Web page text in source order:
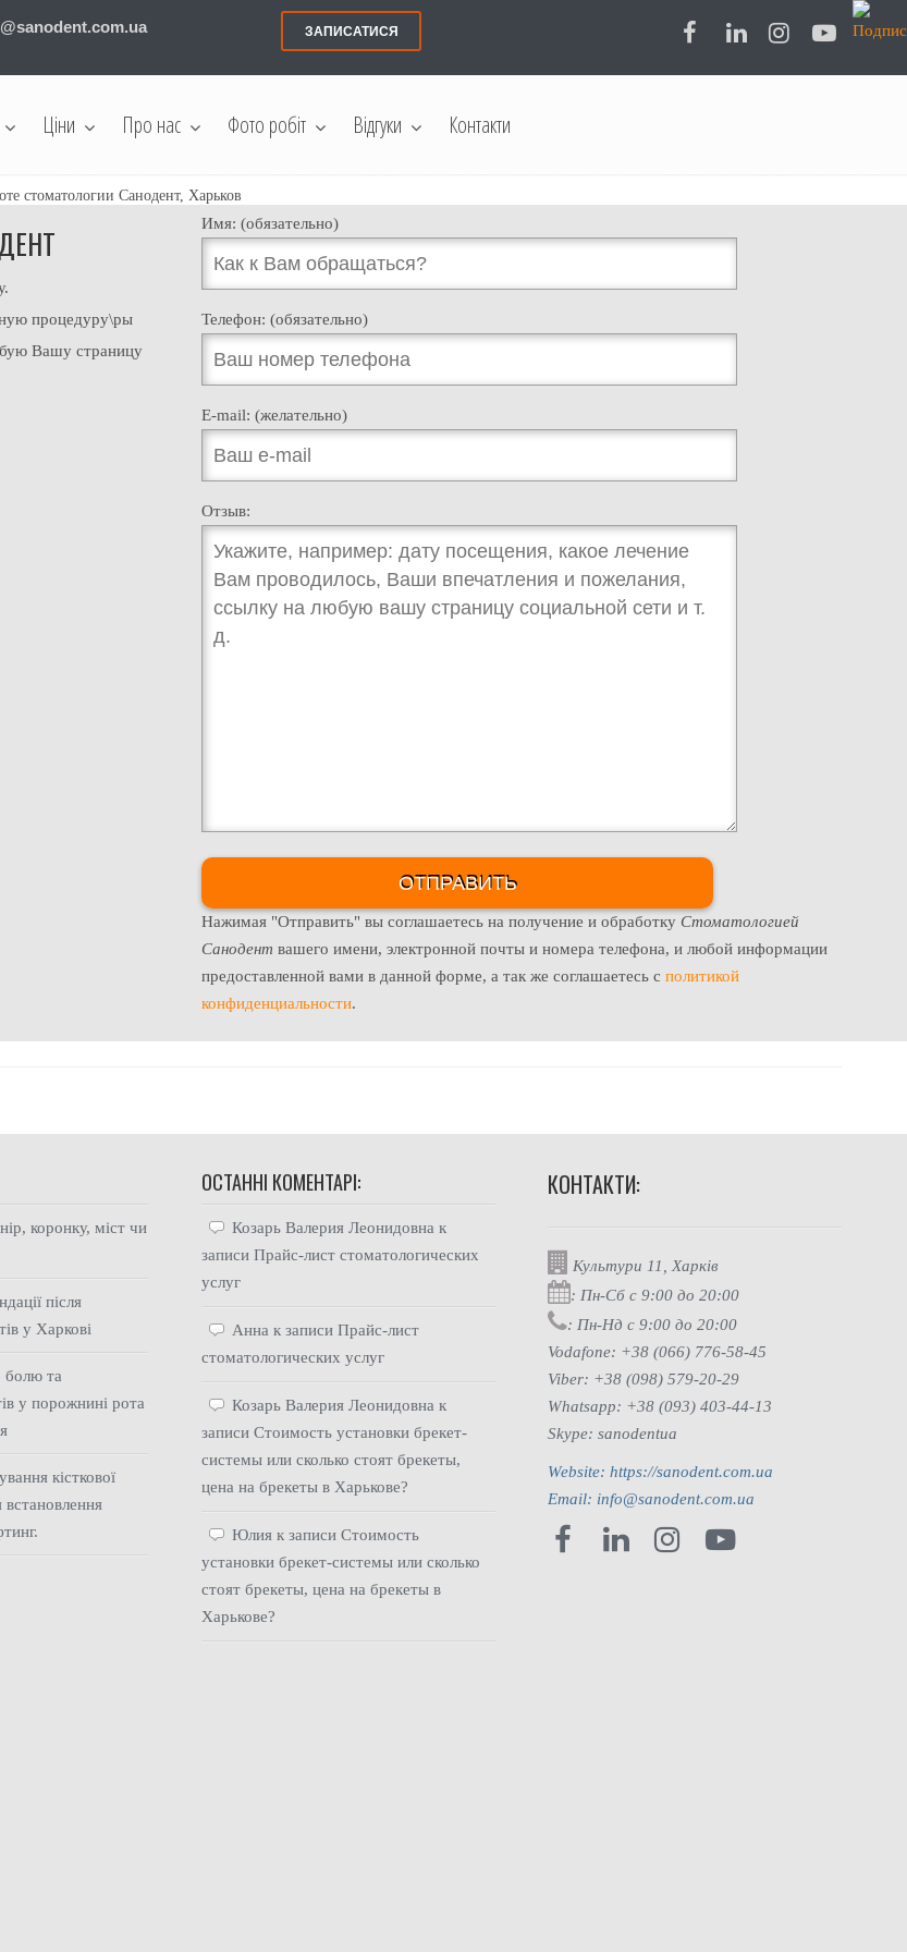
ЗАПИСАТИСЯ
Ціни Про нас Фото робіт Відгуки Контакти
стоматологии Санодент, Харьков
процедуру\ры
Вашу страницу
Имя: (обязательно)
Телефон: (обязательно)
E-mail: (желательно)
Отзыв:
Нажимая "Отправить" вы соглашаетесь на получение и обработку Стоматологией
Санодент вашего имени, электронной почты и номера телефона, и любой информации
предоставленной вами в данной форме, а так же соглашаетесь сполитикой
конфиденциальности.
коронку, міст чи
після
у Харкові
болю та
у порожнині рота
кісткової
ОСТАННІ КОМЕНТАРІ:
Козарь Валерия Леонидовна к
записиПрайс-лист стоматологических
услуг
Анна к записиПрайс-лист
стоматологических услуг
Козарь Валерия Леонидовна к
записиСтоимость установки брекет-
системы или сколько стоят брекеты,
цена на брекеты в Харькове?
Юлия к записиСтоимость
установки брекет-системы или сколько
стоят брекеты, цена на брекеты в
Харькове?
КОНТАКТИ:
Культури 11, Харкiв
: Пн-Сб с 9:00 до 20:00
: Пн-Нд с 9:00 до 20:00
Vodafone: +38 (066) 776-58-45
Viber: +38 (098) 579-20-29
Whatsapp: +38 (093) 403-44-13
Skype: sanodentua
Website: https://sanodent.com.ua
Email: info@sanodent.com.ua